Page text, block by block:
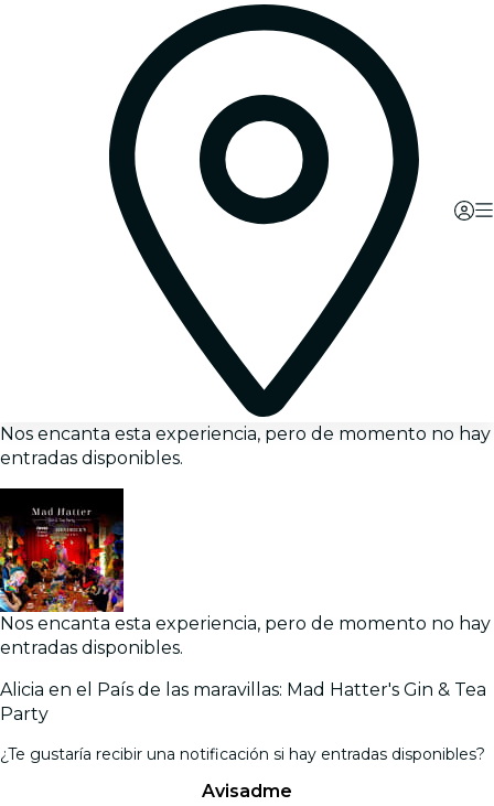
Nos encanta esta experiencia, pero de momento no hay
entradas disponibles.
Nos encanta esta experiencia, pero de momento no hay
entradas disponibles.
Alicia en el País de las maravillas: Mad Hatter's Gin & Tea
Party
¿Te gustaría recibir una notificación si hay entradas disponibles?
Avisadme